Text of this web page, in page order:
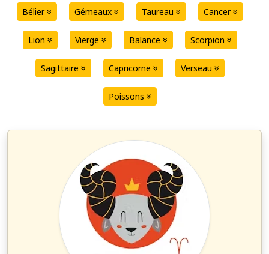
Bélier Gémeaux Taureau Cancer
Lion Vierge Balance Scorpion
Sagittaire Capricorne Verseau
Poissons